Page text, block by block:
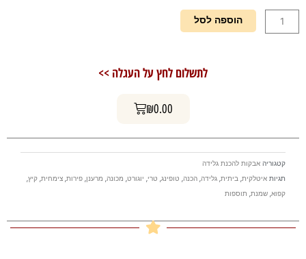
כמות
של
הוספה לסל
לתשלום לחץ על העגלה >>
₪0.00 עגלת קניות
קטגוריה אבקות להכנת גלידה
תגיות איטלקית, ביתית, גלידה, הכנה, טופינג, טרי, יוגורט, מכונה, מרענן, פירות, צימחית, קיץ,
קפוא, שמנת, תוספות